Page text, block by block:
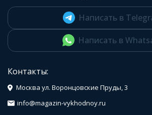
Написать в
Написать в
Контакты:
Москва ул. Воронцовские Пруды, 3
info@magazin-vykhodnoy.ru